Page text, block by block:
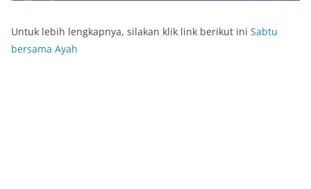
Untuk lebih lengkapnya, silakan klik link berikut ini Sabtu
bersama Ayah